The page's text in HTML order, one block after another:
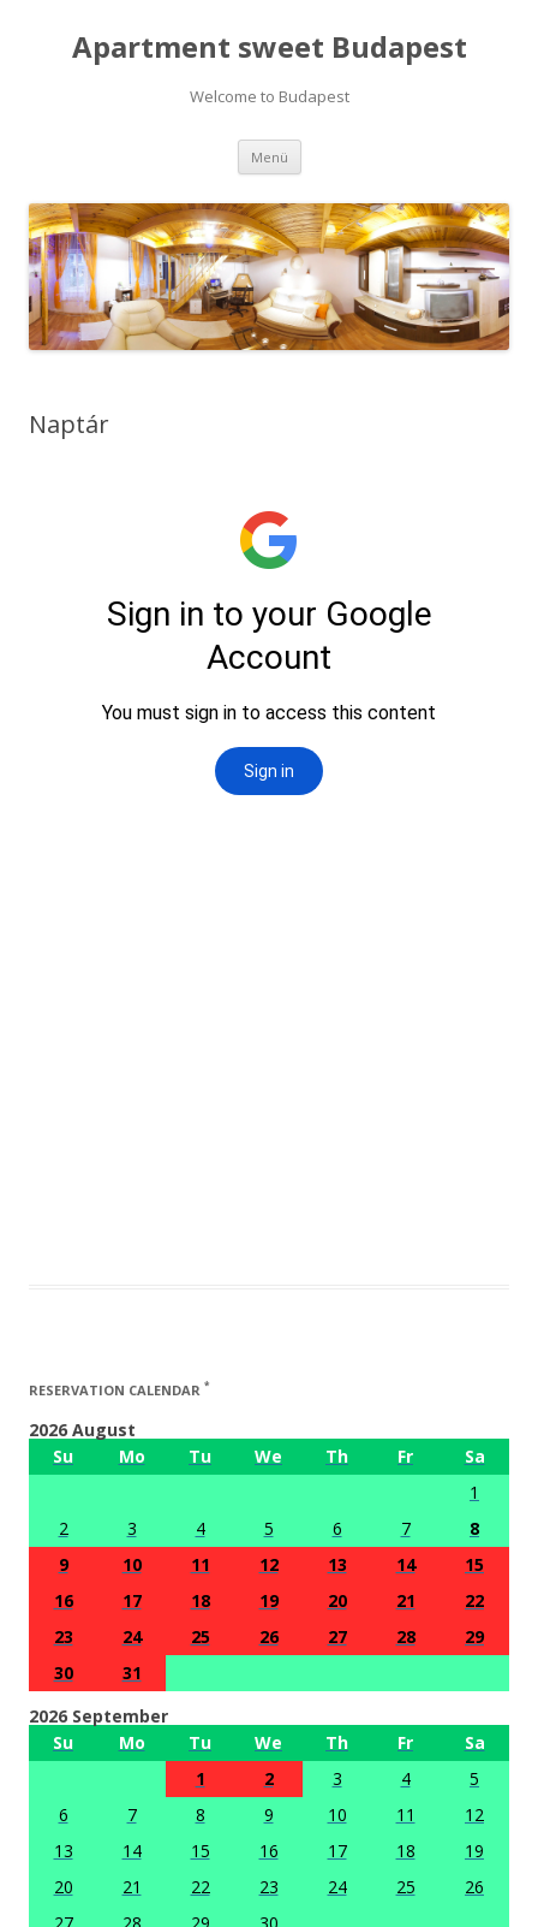
Apartment sweet Budapest
Welcome to Budapest
Menü Tovább a tartalomra
Naptár
RESERVATION CALENDAR *
2026 August
Su
Mo Tu We Th Fr
Sa
1
2
3 4 5 6 7
8
9
10 11 12 13 14
15
16
17 18 19 20 21
22
23
24 25 26 27 28
29
30
31
2026 September
Su
Mo Tu We Th Fr
Sa
1
2 3 4
5
6
7 8 9 10 11
12
13
14 15 16 17 18
19
20
21 22 23 24 25
26
27
28 29
30